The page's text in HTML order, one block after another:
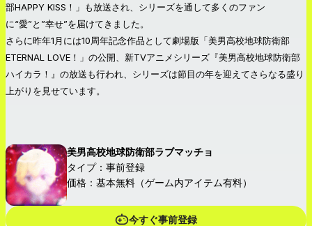
部HAPPY KISS！」も放送され、シリーズを通して多くのファン
に“愛”と”幸せ”を届けてきました。
さらに昨年1月には10周年記念作品として劇場版「美男高校地球防衛部
ETERNAL LOVE！」の公開、新TVアニメシリーズ『美男高校地球防衛部
ハイカラ！』の放送も行われ、シリーズは節目の年を迎えてさらなる盛り
上がりを見せています。
美男高校地球防衛部ラブマッチョ
タイプ：事前登録
価格：基本無料（ゲーム内アイテム有料）
今すぐ事前登録